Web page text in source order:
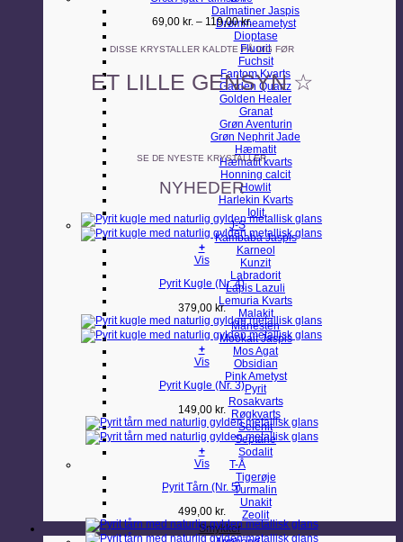
Dalmatiner Jaspis
Drømmeametyst
Dioptase
Fluorit
Fuchsit
Fantom Kvarts
Garden Quartz
Golden Healer
Granat
Grøn Aventurin
Grøn Nephrit Jade
Hæmatit
Hæmatit kvarts
Honning calcit
Howlit
Harlekin Kvarts
Iolit
J-S
Kambaba Jaspis
Karneol
Kunzit
Labradorit
Lapis Lazuli
Lemuria Kvarts
Malakit
Månesten
Mookait Jaspis
Mos Agat
Obsidian
Pink Ametyst
Pyrit
Rosakvarts
Røgkvarts
Selenit
Septarie
Sodalit
T-Å
Tigerøje
Turmalin
Unakit
Zeolit
Smykker
flere
varianter.
Mulighederne
kan
på
varesiden
69,00 kr. – 119,00kr.Prisinterval:
69,00 kr.
til
119,00 kr.
DISSE KRYSTALLER KALDTE PÅ DIG FØR
ET LILLE GENSYN ☆
SE DE NYESTE KRYSTALLER
NYHEDER
+
Vis
Pyrit Kugle (Nr. 4)
379,00 kr.
+
Vis
Pyrit Kugle (Nr. 3)
149,00 kr.
+
Vis
Pyrit Tårn (Nr. 5)
499,00 kr.